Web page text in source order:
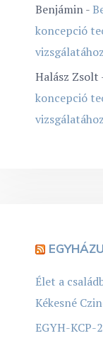
Benjámin-
koncepció
vizsgálatához
Halász Zsolt
koncepció
vizsgálatához
Élet a
Kékesné
EGYH-KCP-